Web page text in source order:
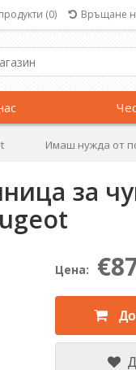
(0) Връщане
Имаш нужда от
за
Цена: